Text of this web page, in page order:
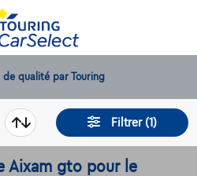
dépannage offerts
Filtrer (1)
Aixam gto pour le